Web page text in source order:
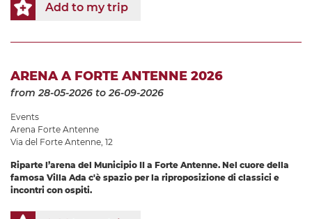
Add to my trip
ARENA A FORTE ANTENNE 2026
from 28-05-2026 to 26-09-2026
Events
Arena Forte Antenne
Via del Forte Antenne, 12
Riparte l’arena del Municipio II a Forte Antenne. Nel cuore della
famosa Villa Ada c'è spazio per la riproposizione di classici e
incontri con ospiti.